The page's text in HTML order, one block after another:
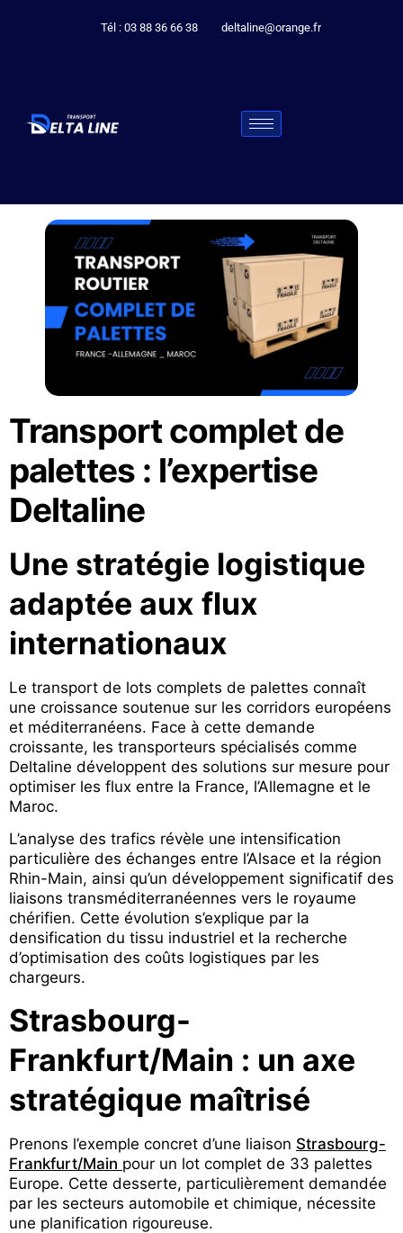
Tél : 03 88 36 66 38 deltaline@orange.fr
Transport complet de
palettes : l’expertise
Deltaline
Une stratégie logistique
adaptée aux flux
internationaux
Le transport de lots complets de palettes connaît
une croissance soutenue sur les corridors européens
et méditerranéens. Face à cette demande
croissante, les transporteurs spécialisés comme
Deltaline développent des solutions sur mesure pour
optimiser les flux entre la France, l’Allemagne et le
Maroc.
L’analyse des trafics révèle une intensification
particulière des échanges entre l’Alsace et la région
Rhin-Main, ainsi qu’un développement significatif des
liaisons transméditerranéennes vers le royaume
chérifien. Cette évolution s’explique par la
densification du tissu industriel et la recherche
d’optimisation des coûts logistiques par les
chargeurs.
Strasbourg-
Frankfurt/Main : un axe
stratégique maîtrisé
Prenons l’exemple concret d’une liaison Strasbourg-
Frankfurt/Main pour un lot complet de 33 palettes
Europe. Cette desserte, particulièrement demandée
par les secteurs automobile et chimique, nécessite
une planification rigoureuse.